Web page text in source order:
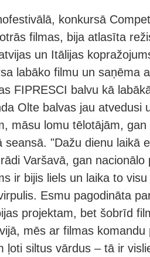
konkursā
filmas, bija atlasīta
un Itālijas
labāko filmu un saņēma
FIPRESCI balvu kā
Olte balvas jau atvedusi
māsu lomu tēlotājām,
seansā. "Dažu dienu laikā
Varšavā, gan nacionālo
ir bijis liels un laika to
Esmu pagodināta
projektam, bet šobrīd
mēs ar filmas komandu
ļoti siltus vārdus – tā ir